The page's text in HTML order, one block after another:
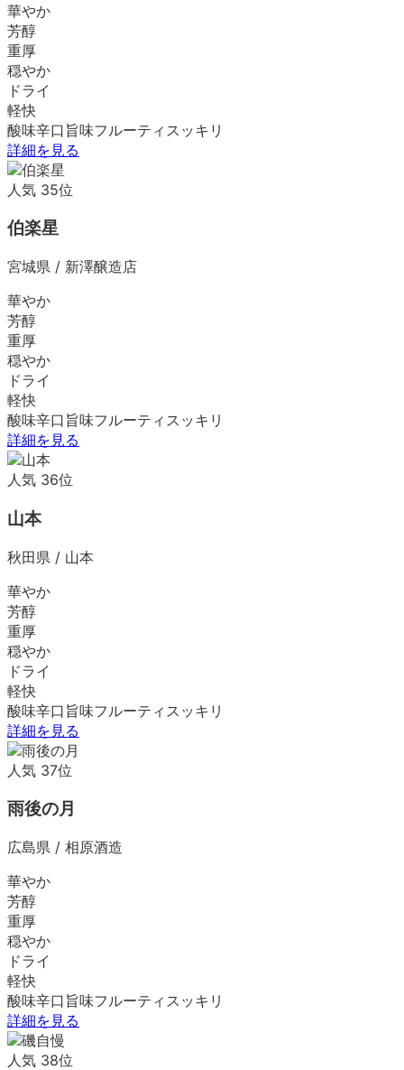
華やか
芳醇
重厚
穏やか
ドライ
軽快
酸味辛口 旨味フルーティ スッキリ
詳細を見る
人気 35位
伯楽星
宮城県 / 新澤醸造店
華やか
芳醇
重厚
穏やか
ドライ
軽快
酸味辛口 旨味フルーティ スッキリ
詳細を見る
人気 36位
山本
秋田県 / 山本
華やか
芳醇
重厚
穏やか
ドライ
軽快
酸味辛口 旨味フルーティ スッキリ
詳細を見る
人気 37位
雨後の月
広島県 / 相原酒造
華やか
芳醇
重厚
穏やか
ドライ
軽快
酸味辛口 旨味フルーティ スッキリ
詳細を見る
人気 38位